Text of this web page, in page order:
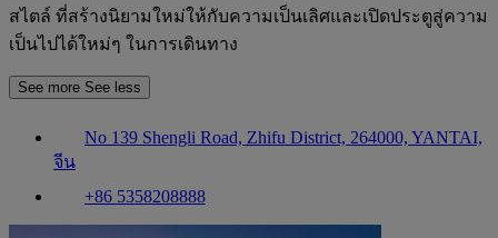
สไตล์ ที่สร้างนิยามใหม่ให้กับความเป็นเลิศและเปิดประตูสู่ความ
เป็นไปได้ใหม่ๆ ในการเดินทาง
See more See less
No 139 Shengli Road, Zhifu District, 264000, YANTAI,
จีน
+86 5358208888